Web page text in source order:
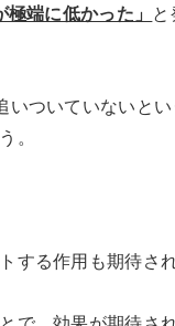
端に低かった」
ついていないと
。
する作用も期待され